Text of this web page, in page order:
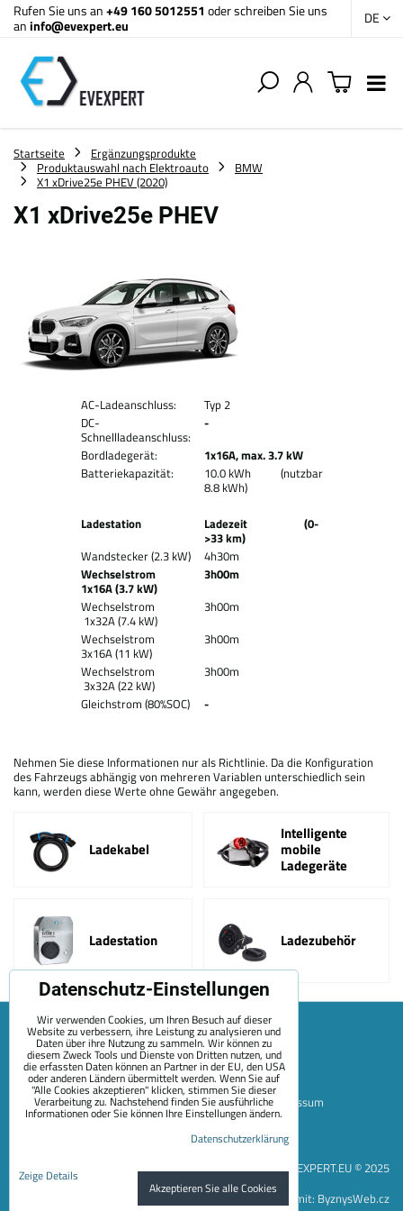
Rufen Sie uns an+49 160 5012551 oder schreiben Sie uns
aninfo@evexpert.eu DE
Startseite
Ergänzungsprodukte
Produktauswahl nach Elektroauto
BMW
X1 xDrive25e PHEV (2020)
X1 xDrive25e PHEV
AC-Ladeanschluss:
Typ 2
DC-
Schnellladeanschluss:
-
Bordladegerät:
1x16A, max. 3.7 kW
Batteriekapazität:
10.0 kWh (nutzbar
8.8 kWh)
Ladestation
Ladezeit (0-
>33 km)
Wandstecker (2.3 kW)
4h30m
Wechselstrom
1x16A (3.7 kW)
3h00m
Wechselstrom
1x32A (7.4 kW)
3h00m
Wechselstrom
3x16A (11 kW)
3h00m
Wechselstrom
3x32A (22 kW)
3h00m
Gleichstrom (80%SOC)
-
Nehmen Sie diese Informationen nur als Richtlinie. Da die Konfiguration
des Fahrzeugs abhängig von mehreren Variablen unterschiedlich sein
kann, werden diese Werte ohne Gewähr angegeben.
Ladekabel
Intelligente
mobile
Ladegeräte
Ladestation Ladezubehör
Sitemap Allgemeine Geschäftsbedingungen
Impressum
EVEXPERT.EU © 2025
Website erstellt mit: ByznysWeb.cz
Datenschutz-Einstellungen
Wir verwenden Cookies, um Ihren Besuch auf dieser
Website zu verbessern, ihre Leistung zu analysieren und
Daten über ihre Nutzung zu sammeln. Wir können zu
diesem Zweck Tools und Dienste von Dritten nutzen, und
die erfassten Daten können an Partner in der EU, den USA
oder anderen Ländern übermittelt werden. Wenn Sie auf
"Alle Cookies akzeptieren" klicken, stimmen Sie dieser
Verarbeitung zu. Nachstehend finden Sie ausführliche
Informationen oder Sie können Ihre Einstellungen ändern.
Datenschutzerklärung
Zeige Details
Akzeptieren Sie alle Cookies